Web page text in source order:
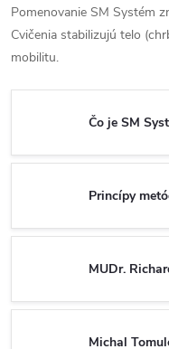
Pomenovanie SM Systém
Cvičenia stabilizujú telo
mobilitu.
Čo je SM
Princípy
MUDr.
Michal